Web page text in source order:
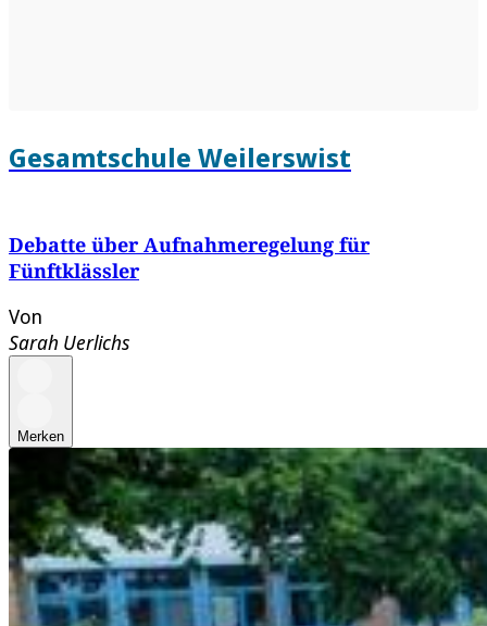
Gesamtschule Weilerswist
Debatte über Aufnahmeregelung für
Fünftklässler
Von
Sarah Uerlichs
Merken